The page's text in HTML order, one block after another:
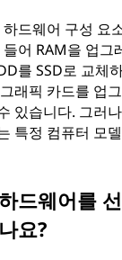
드웨어 구성 요
어 RAM을 업그
를 SSD로 교체
래픽 카드를 업
있습니다. 그러
특정 컴퓨터 모
드웨어를
요?